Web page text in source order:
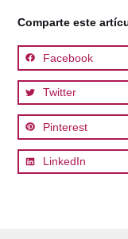
Comparte este
Facebook
Twitter
Pinterest
LinkedIn